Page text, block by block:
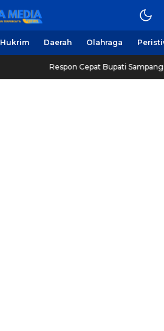
Hukrim Daerah Olahraga
Respon Cepat Bupati Sampang, Beri